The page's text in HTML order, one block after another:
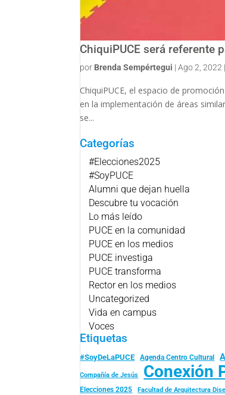
ChiquiPUCE será referente
por Brenda Sempértegui |Ago 2, 2022 |
ChiquiPUCE, el espacio de
en la implementación de áreas
se...
Categorías
#Elecciones2025
#SoyPUCE
Alumni que dejan huella
Descubre tu vocación
Lo más leído
PUCE en la comunidad
PUCE en los medios
PUCE investiga
PUCE transforma
Rector en los medios
Uncategorized
Vida en campus
Voces
Etiquetas
#SoyDeLaPUCE Agenda Centro Cultural
Compañía de Jesús Conexión
Elecciones 2025
Facultad de Arquitectura